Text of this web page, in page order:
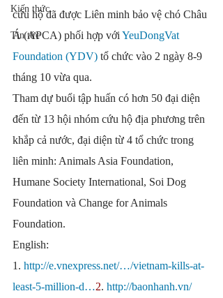
Kiến thức
Tin tức
cứu hộ đã được Liên minh bảo vệ chó Châu
Á (APCA) phối hợp với YeuDongVat
Foundation (YDV) tổ chức vào 2 ngày 8-9
tháng 10 vừa qua.
Tham dự buổi tập huấn có hơn 50 đại diện
đến từ 13 hội nhóm cứu hộ địa phương trên
khắp cả nước, đại diện từ 4 tổ chức trong
liên minh: Animals Asia Foundation,
Humane Society International, Soi Dog
Foundation và Change for Animals
Foundation.
English:
1. http://e.vnexpress.net/…/vietnam-kills-at-
least-5-million-d…2. http://baonhanh.vn/